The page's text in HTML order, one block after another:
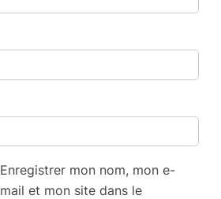
Enregistrer mon nom, mon e-
mail et mon site dans le